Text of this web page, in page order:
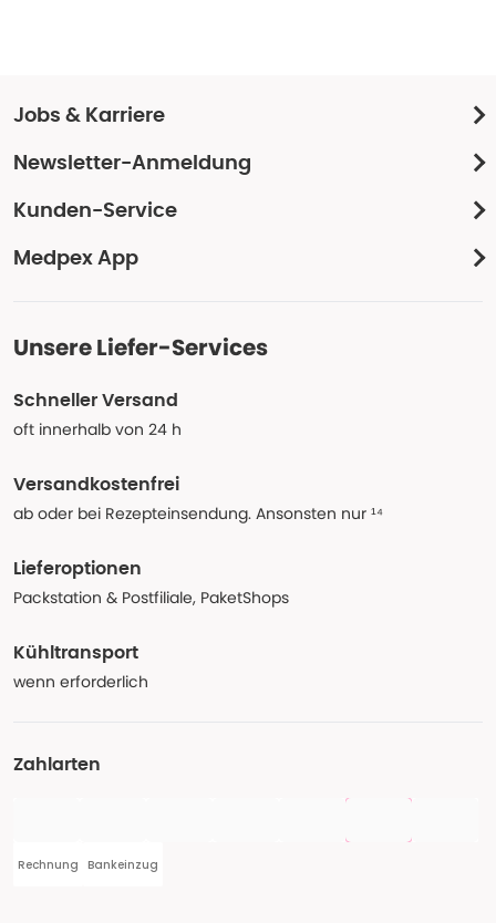
Jobs & Karriere
Newsletter-Anmeldung
Kunden-Service
Medpex App
Unsere Liefer-Services
Schneller Versand
oft innerhalb von 24 h
Versandkostenfrei
ab oder bei Rezepteinsendung. Ansonsten nur ¹⁴
Lieferoptionen
Packstation & Postfiliale, PaketShops
Kühltransport
wenn erforderlich
Zahlarten
Rechnung Bankeinzug